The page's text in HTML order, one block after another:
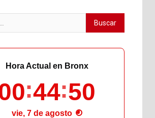
Hora Actual en Bronx
44 51
vie, 7 de agosto